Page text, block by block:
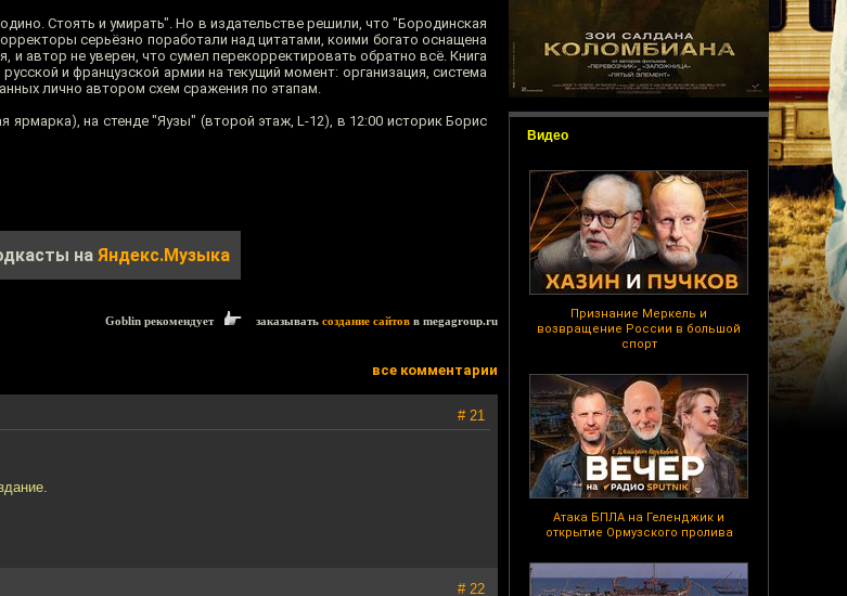
Видео
Признание Меркель и
возвращение России в большой
спорт
Атака БПЛА на Геленджик и
открытие Ормузского пролива
Стоять и умирать". Но в издательстве решили, что "Бородинская
серьёзно поработали над цитатами, коими богато оснащена
и автор не уверен, что сумел перекорректировать обратно всё. Книга
и французской армии на текущий момент: организация, система
лично автором схем сражения по этапам.
на стенде "Яузы" (второй этаж, L-12), в 12:00 историк Борис
на Яндекс.Музыка
Goblin рекомендует заказывать создание сайтов в megagroup.ru
все комментарии
# 21
# 22